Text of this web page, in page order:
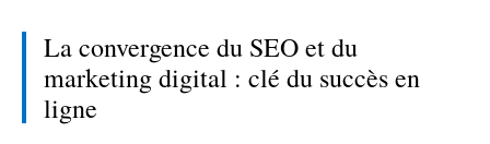
La convergence du SEO et du
marketing digital : clé du succès en
ligne